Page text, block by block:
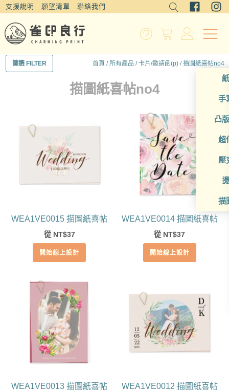
支援說明 願望清單 聯絡我們
手
凸
超
壓
描
篩選 FILTER 首頁 /所有產品 /卡片/邀請函(p) / 描圖紙喜帖no4
描圖紙喜帖no4
WEA1VE0015 描圖紙喜帖
從 NT$37
開始線上設計
WEA1VE0014 描圖紙喜帖
從 NT$37
開始線上設計
WEA1VE0013 描圖紙喜帖 WEA1VE0012 描圖紙喜帖